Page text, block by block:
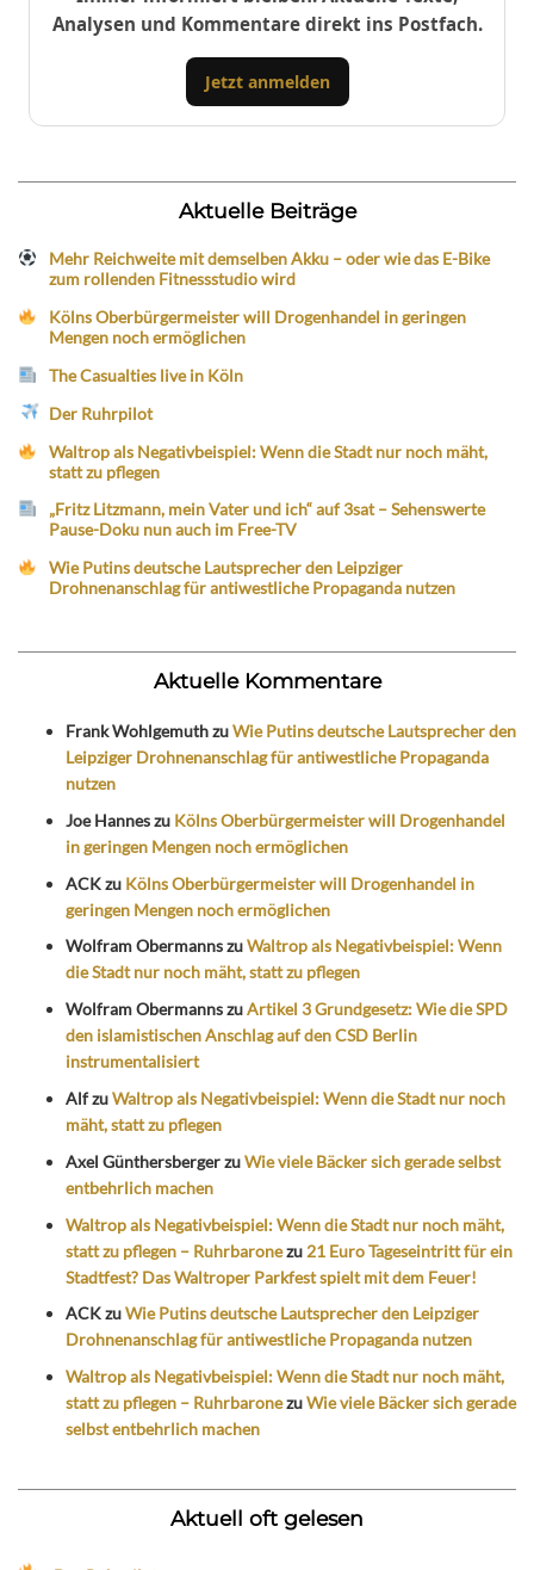
Analysen und Kommentare direkt ins Postfach.
Jetzt anmelden
Aktuelle Beiträge
Mehr Reichweite mit demselben Akku – oder wie das E-Bike
zum rollenden Fitnessstudio wird
Kölns Oberbürgermeister will Drogenhandel in geringen
Mengen noch ermöglichen
The Casualties live in Köln
Der Ruhrpilot
Waltrop als Negativbeispiel: Wenn die Stadt nur noch mäht,
statt zu pflegen
„Fritz Litzmann, mein Vater und ich“ auf 3sat – Sehenswerte
Pause-Doku nun auch im Free-TV
Wie Putins deutsche Lautsprecher den Leipziger
Drohnenanschlag für antiwestliche Propaganda nutzen
Aktuelle Kommentare
Frank WohlgemuthzuWie Putins deutsche Lautsprecher den
Leipziger Drohnenanschlag für antiwestliche Propaganda
nutzen
Joe Hanneszu Kölns Oberbürgermeister will Drogenhandel
in geringen Mengen noch ermöglichen
ACKzu Kölns Oberbürgermeister will Drogenhandel in
geringen Mengen noch ermöglichen
Wolfram ObermannszuWaltrop als Negativbeispiel: Wenn
die Stadt nur noch mäht, statt zu pflegen
Wolfram ObermannszuArtikel 3 Grundgesetz: Wie die SPD
den islamistischen Anschlag auf den CSD Berlin
instrumentalisiert
AlfzuWaltrop als Negativbeispiel: Wenn die Stadt nur noch
mäht, statt zu pflegen
Axel GünthersbergerzuWie viele Bäcker sich gerade selbst
entbehrlich machen
Waltrop als Negativbeispiel: Wenn die Stadt nur noch mäht,
statt zu pflegen – Ruhrbaronezu 21 Euro Tageseintritt für ein
Stadtfest? Das Waltroper Parkfest spielt mit dem Feuer!
ACKzuWie Putins deutsche Lautsprecher den Leipziger
Drohnenanschlag für antiwestliche Propaganda nutzen
Waltrop als Negativbeispiel: Wenn die Stadt nur noch mäht,
statt zu pflegen – RuhrbaronezuWie viele Bäcker sich gerade
selbst entbehrlich machen
Aktuell oft gelesen